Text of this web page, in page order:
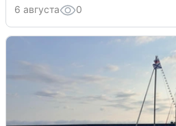
6 августа 0